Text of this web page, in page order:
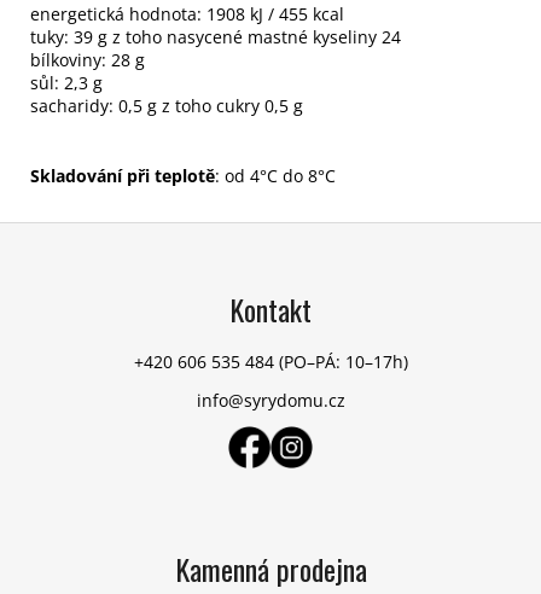
energetická hodnota: 1908 kJ / 455 kcal
tuky: 39 g z toho nasycené mastné kyseliny 24
bílkoviny: 28 g
sůl: 2,3 g
sacharidy: 0,5 g z toho cukry 0,5 g
Skladování při teplotě: od 4°C do 8°C
Z
Kontakt
+420 606 535 484 (PO–PÁ: 10–17h)
info@syrydomu.cz
Kamenná prodejna